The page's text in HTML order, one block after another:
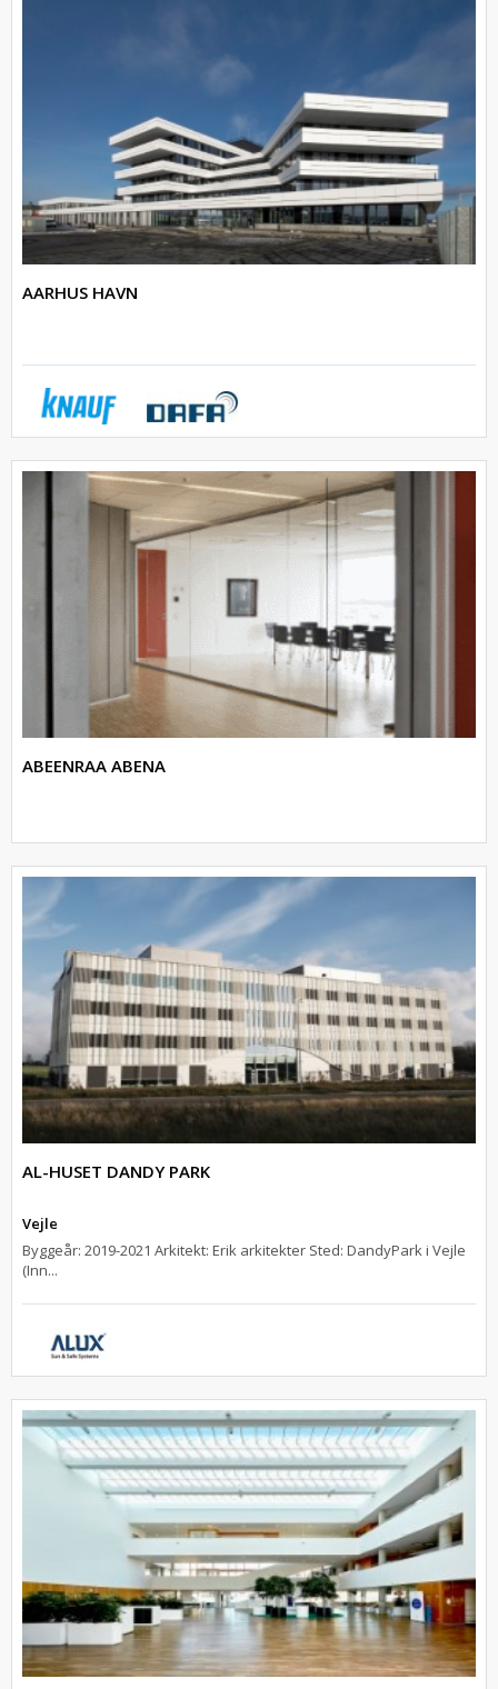
AARHUS HAVN
ABEENRAA ABENA
AL-HUSET DANDY PARK
Vejle
Byggeår: 2019-2021 Arkitekt: Erik arkitekter Sted: DandyPark i Vejle
(Inn...